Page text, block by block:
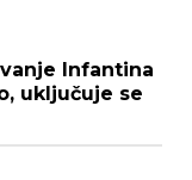
Infantina
uključuje se